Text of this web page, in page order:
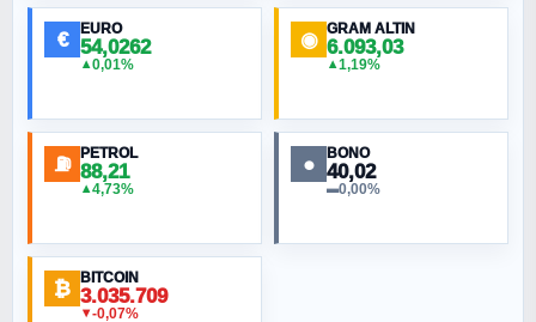
MURAT ÖZKAN
NURETTIN BÖLÜK
ORHAN KILIÇOĞLU
Fahişeye beyinli bir müstevli alçağına
€ EURO
54,0262
▲0,01%
◉ GRAM ALTIN
6.093,03
▲1,19%
⛽ PETROL
88,21
▲4,73%
● BONO
40,02
▬0,00%
₿ BITCOIN
3.035.709
▼-0,07%